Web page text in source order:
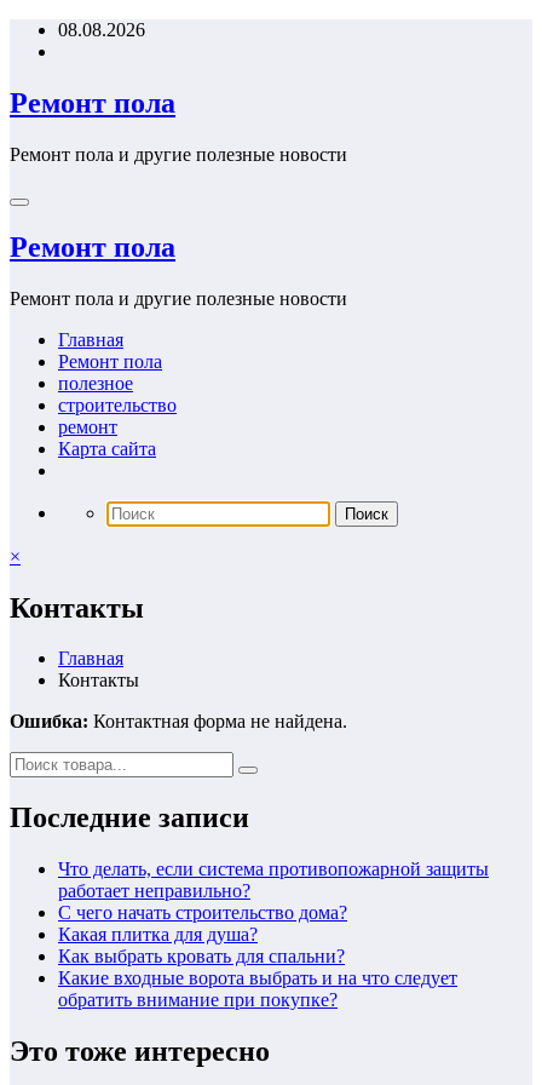
Перейти08.08.2026
Ремонт пола
Ремонт пола и другие полезные новости
Ремонт пола
Ремонт пола и другие полезные новости
Главная
Ремонт пола
полезное
строительство
ремонт
Карта сайта
×
Контакты
Главная
Контакты
Ошибка: Контактная форма не найдена.
Последние записи
Что делать, если система противопожарной защиты
работает неправильно?
С чего начать строительство дома?
Какая плитка для душа?
Как выбрать кровать для спальни?
Какие входные ворота выбрать и на что следует
обратить внимание при покупке?
Это тоже интересно